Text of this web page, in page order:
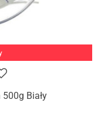
Biały